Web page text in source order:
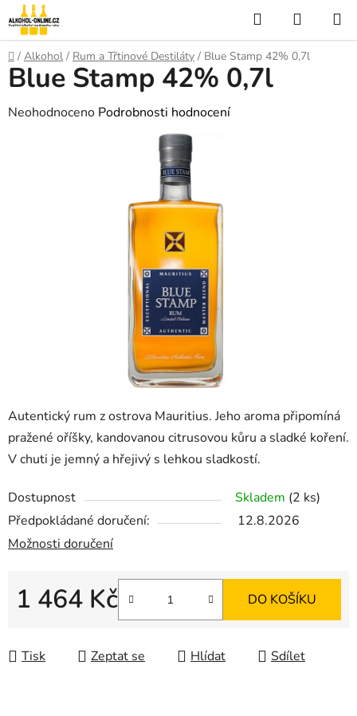
Přejít
na
obsah
Hledat
KOŠÍK
Domů
/ Alkohol / Rum a Třtinové Destiláty / Blue Stamp 42% 0,7l
Autentický rum z ostrova Mauritius. Jeho aroma připomíná
pražené oříšky, kandovanou citrusovou kůru a sladké koření.
V chuti je jemný a hřejivý s lehkou sladkostí.
Dostupnost Skladem (2 ks)
Předpokládané doručení:
12.8.2026
Možnosti doručení
1 464 Kč DO KOŠÍKU
Tisk Zeptat se Hlídat Sdílet
Blue Stamp 42% 0,7l
Průměrné
Neohodnoceno Podrobnosti hodnocení